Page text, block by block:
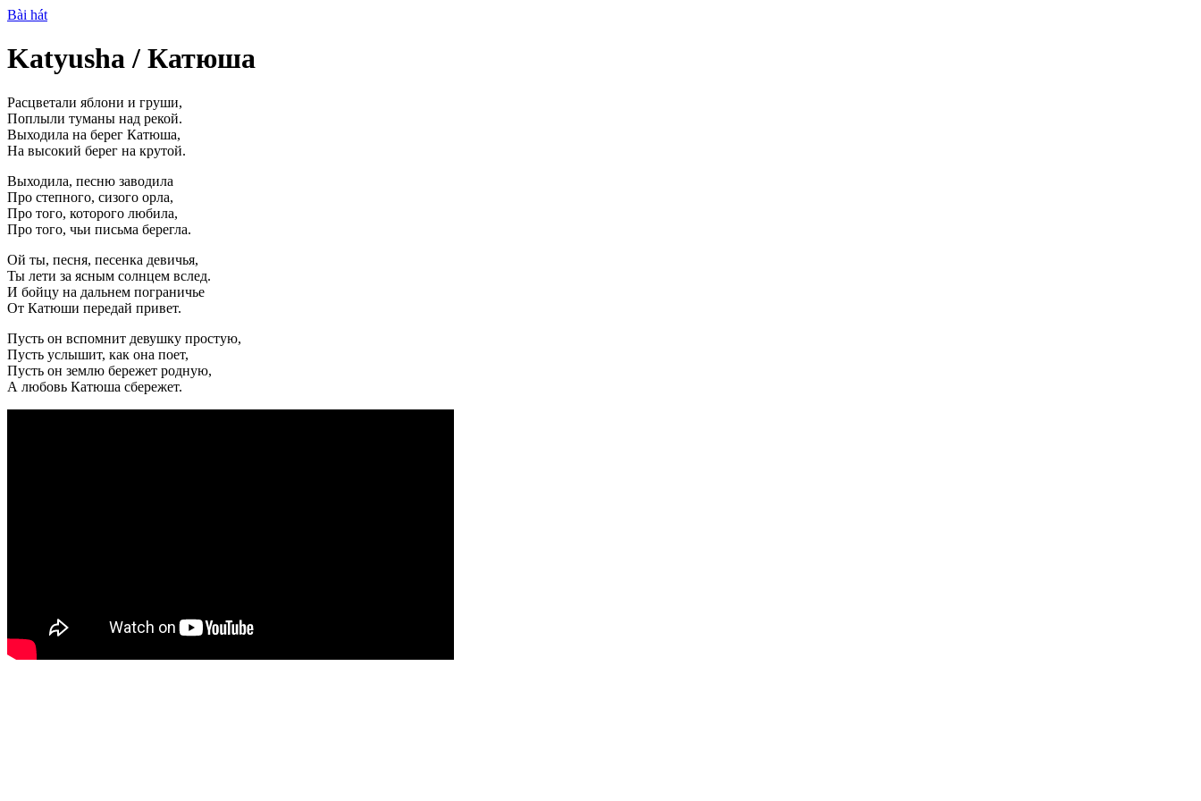
Bài hát
Katyusha / Катюша
Расцветали яблони и груши,
Поплыли туманы над рекой.
Выходила на берег Катюша,
На высокий берег на крутой.
Выходила, песню заводила
Про степного, сизого орла,
Про того, которого любила,
Про того, чьи письма берегла.
Ой ты, песня, песенка девичья,
Ты лети за ясным солнцем вслед.
И бойцу на дальнем пограничье
От Катюши передай привет.
Пусть он вспомнит девушку простую,
Пусть услышит, как она поет,
Пусть он землю бережет родную,
А любовь Катюша сбережет.